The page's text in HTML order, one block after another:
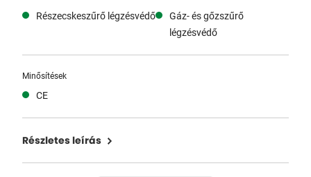
Részecskeszűrő légzésvédő
Gáz- és gőzszűrő
légzésvédő
Minősítések
CE
Részletes leírás